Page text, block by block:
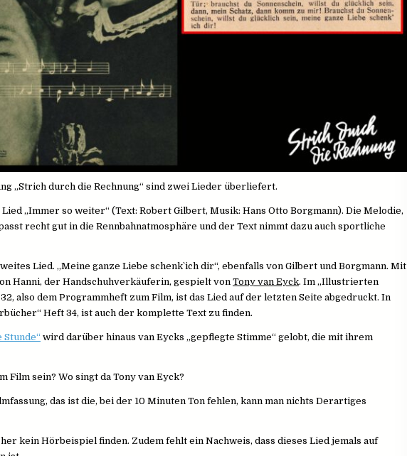
„Strich durch die Rechnung“ sind zwei Lieder überliefert.
„Immer so weiter“ (Text: Robert Gilbert, Musik: Hans Otto Borgmann). Die Melodie,
recht gut in die Rennbahnatmosphäre und der Text nimmt dazu auch sportliche
Lied. „Meine ganze Liebe schenk` ich dir“, ebenfalls von Gilbert und Borgmann. Mit
Hanni, der Handschuhverkäuferin, gespielt von Tony van Eyck. Im „Illustrierten
also dem Programmheft zum Film, ist das Lied auf der letzten Seite abgedruckt. In
Heft 34, ist auch der komplette Text zu finden.
Stunde“ wird darüber hinaus van Eycks „gepflegte Stimme“ gelobt, die mit ihrem
Film sein? Wo singt da Tony van Eyck?
das ist die, bei der 10 Minuten Ton fehlen, kann man nichts Derartiges
kein Hörbeispiel finden. Zudem fehlt ein Nachweis, dass dieses Lied jemals auf